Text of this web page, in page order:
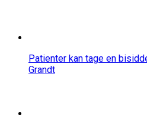
​Patienter kan tage en
Grandt